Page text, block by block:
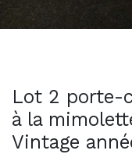
Lot 2 porte-
à la
Vintage